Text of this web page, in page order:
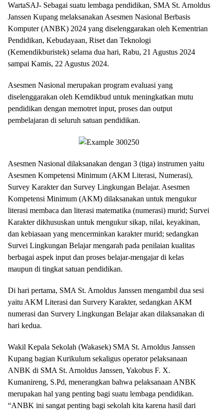
WartaSAJ- Sebagai suatu lembaga pendidikan, SMA St. Arnoldus
Janssen Kupang melaksanakan Asesmen Nasional Berbasis
Komputer (ANBK) 2024 yang diselenggarakan oleh Kementrian
Pendidikan, Kebudayaan, Riset dan Teknologi
(Kemendikburistek) selama dua hari, Rabu, 21 Agustus 2024
sampai Kamis, 22 Agustus 2024.
Asesmen Nasional merupakan program evaluasi yang
diselenggarakan oleh Kemdikbud untuk meningkatkan mutu
pendidikan dengan memotret input, proses dan output
pembelajaran di seluruh satuan pendidikan.
Asesmen Nasional dilaksanakan dengan 3 (tiga) instrumen yaitu
Asesmen Kompetensi Minimum (AKM Literasi, Numerasi),
Survey Karakter dan Survey Lingkungan Belajar. Asesmen
Kompetensi Minimum (AKM) dilaksanakan untuk mengukur
literasi membaca dan literasi matematika (numerasi) murid; Survei
Karakter dikhususkan untuk mengukur sikap, nilai, keyakinan,
dan kebiasaan yang mencerminkan karakter murid; sedangkan
Survei Lingkungan Belajar mengarah pada penilaian kualitas
berbagai aspek input dan proses belajar-mengajar di kelas
maupun di tingkat satuan pendidikan.
Di hari pertama, SMA St. Arnoldus Janssen mengambil dua sesi
yaitu AKM Literasi dan Survery Karakter, sedangkan AKM
numerasi dan Survery Lingkungan Belajar akan dilaksanakan di
hari kedua.
Wakil Kepala Sekolah (Wakasek) SMA St. Arnoldus Janssen
Kupang bagian Kurikulum sekaligus operator pelaksanaan
ANBK di SMA St. Arnoldus Janssen, Yakobus F. X.
Kumanireng, S.Pd, menerangkan bahwa pelaksanaan ANBK
merupakan hal yang penting bagi suatu lembaga pendidikan.
“ANBK ini sangat penting bagi sekolah kita karena hasil dari